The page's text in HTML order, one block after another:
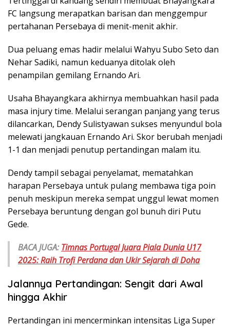
FC langsung merapatkan barisan dan menggempur
pertahanan Persebaya di menit-menit akhir.
Dua peluang emas hadir melalui Wahyu Subo Seto dan
Nehar Sadiki, namun keduanya ditolak oleh
penampilan gemilang Ernando Ari.
Usaha Bhayangkara akhirnya membuahkan hasil pada
masa injury time. Melalui serangan panjang yang terus
dilancarkan, Dendy Sulistyawan sukses menyundul bola
melewati jangkauan Ernando Ari. Skor berubah menjadi
1-1 dan menjadi penutup pertandingan malam itu.
Dendy tampil sebagai penyelamat, mematahkan
harapan Persebaya untuk pulang membawa tiga poin
penuh meskipun mereka sempat unggul lewat momen
Persebaya beruntung dengan gol bunuh diri Putu
Gede.
BACA JUGA: Timnas Portugal Juara Piala Dunia U17
2025: Raih Trofi Perdana dan Ukir Sejarah di Doha
Jalannya Pertandingan: Sengit dari Awal
hingga Akhir
Pertandingan ini mencerminkan intensitas Liga Super